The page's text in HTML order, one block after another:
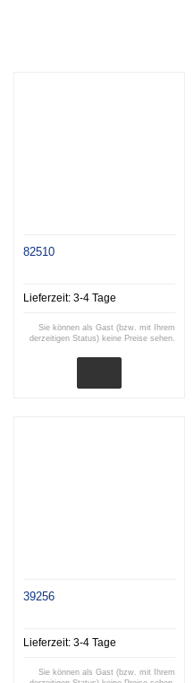
82510
Lieferzeit:3-4 Tage
Sie können als Gast (bzw. mit Ihrem
derzeitigen Status) keine Preise sehen.
39256
Lieferzeit:3-4 Tage
Sie können als Gast (bzw. mit Ihrem